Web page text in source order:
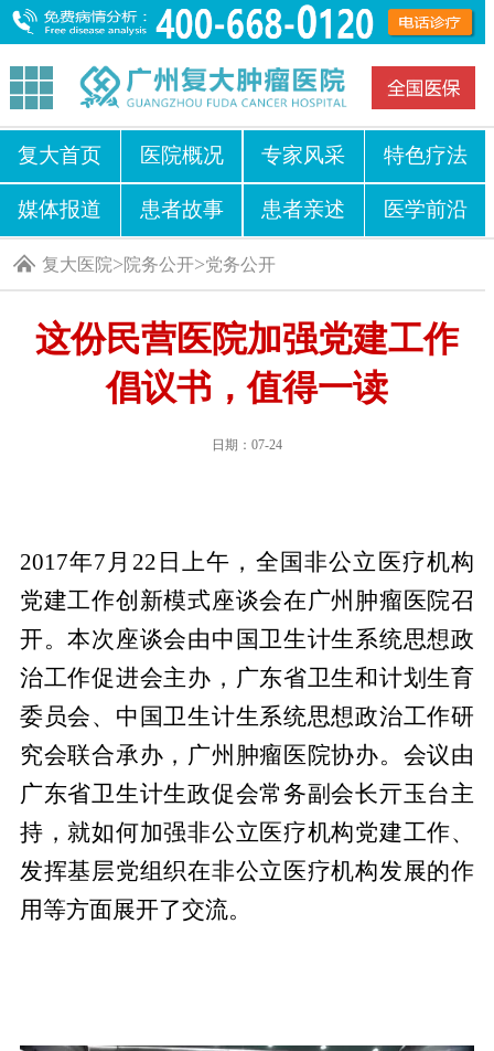
复大首页 医院概况 专家风采 特色疗法
媒体报道 患者故事 患者亲述 医学前沿
复大医院>院务公开>党务公开
这份民营医院加强党建工作
倡议书，值得一读
日期：07-24
2017年7月22日上午，全国非公立医疗机构
党建工作创新模式座谈会在广州肿瘤医院召
开。本次座谈会由中国卫生计生系统思想政
治工作促进会主办，广东省卫生和计划生育
委员会、中国卫生计生系统思想政治工作研
究会联合承办，广州肿瘤医院协办。会议由
广东省卫生计生政促会常务副会长亓玉台主
持，就如何加强非公立医疗机构党建工作、
发挥基层党组织在非公立医疗机构发展的作
用等方面展开了交流。